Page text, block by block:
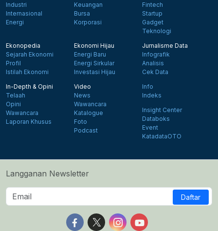
Industri
Internasional
Energi
Keuangan
Bursa
Korporasi
Fintech
Startup
Gadget
Teknologi
Ekonopedia
Sejarah Ekonomi
Profil
Istilah Ekonomi
Ekonomi Hijau
Energi Baru
Energi Sirkular
Investasi Hijau
Jurnalisme Data
Infografik
Analisis
Cek Data
In-Depth & Opini
Telaah
Opini
Wawancara
Laporan Khusus
Video
News
Wawancara
Katalogue
Foto
Podcast
Info
Indeks
Insight Center
Databoks
Event
KatadataOTO
Langganan Newsletter
Daftar
Follow us on Facebook
Follow us on X
Follow us on Instagram
Follow us on